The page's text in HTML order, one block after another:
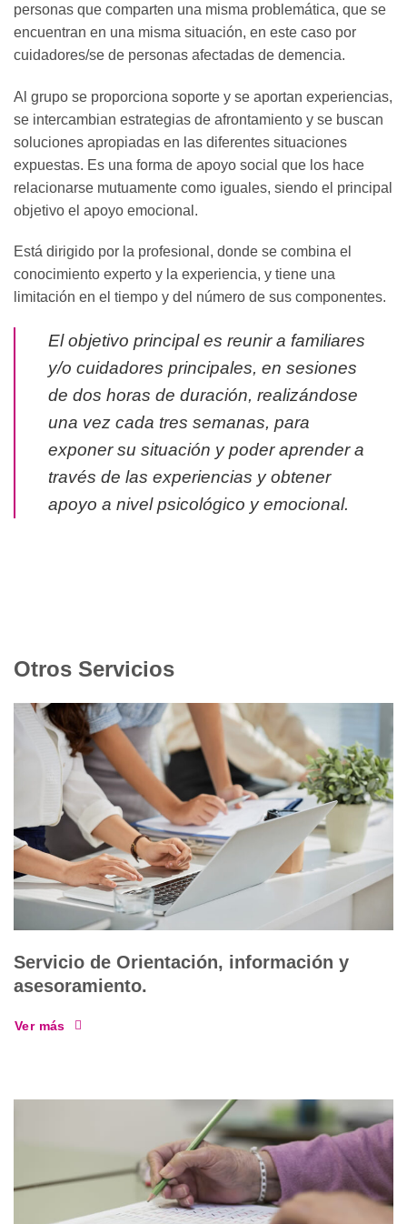
personas que comparten una misma problemática, que se
encuentran en una misma situación, en este caso por
cuidadores/se de personas afectadas de demencia.
Al grupo se proporciona soporte y se aportan experiencias,
se intercambian estrategias de afrontamiento y se buscan
soluciones apropiadas en las diferentes situaciones
expuestas. Es una forma de apoyo social que los hace
relacionarse mutuamente como iguales, siendo el principal
objetivo el apoyo emocional.
Está dirigido por la profesional, donde se combina el
conocimiento experto y la experiencia, y tiene una
limitación en el tiempo y del número de sus componentes.
El objetivo principal es reunir a familiares
y/o cuidadores principales, en sesiones
de dos horas de duración, realizándose
una vez cada tres semanas, para
exponer su situación y poder aprender a
través de las experiencias y obtener
apoyo a nivel psicológico y emocional.
Otros Servicios
Servicio de Orientación, información y
asesoramiento.
Ver más